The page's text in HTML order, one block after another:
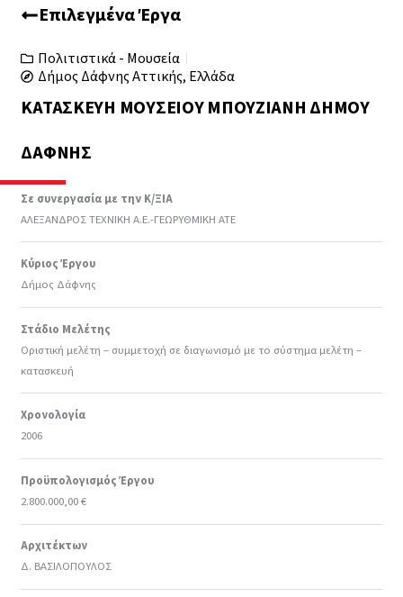
Επιλεγμένα Έργα
Πολιτιστικά - Μουσεία
Δήμος Δάφνης Αττικής, Ελλάδα
ΚΑΤΑΣΚΕΥΉ ΜΟΥΣΕΊΟΥ ΜΠΟΥΖΙΆΝΗ ΔΉΜΟΥ
ΔΆΦΝΗΣ
Σε συνεργασία με την Κ/ΞΙΑ
ΑΛΕΞΑΝΔΡΟΣ ΤΕΧΝΙΚΗ Α.Ε.-ΓΕΩΡΥΘΜΙΚΗ ΑΤΕ
Κύριος Έργου
Δήμος Δάφνης
Στάδιο Μελέτης
Οριστική μελέτη – συμμετοχή σε διαγωνισμό με το σύστημα μελέτη –
κατασκευή
Χρονολογία
2006
Προϋπολογισμός Έργου
2.800.000,00 €
Αρχιτέκτων
Δ. ΒΑΣΙΛΟΠΟΥΛΟΣ